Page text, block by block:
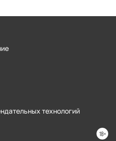
технологий